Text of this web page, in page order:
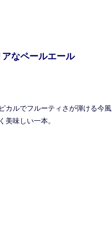
なペールエール
カルでフルーティさが弾ける今風
味しい一本。